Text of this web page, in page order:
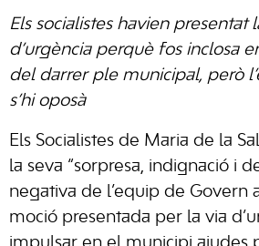
Els socialistes havien presentat
d’urgència perquè fos inclosa
del darrer ple municipal, però
s’hi oposà
Els Socialistes de Maria de la
la seva “sorpresa, indignació i
negativa de l’equip de Govern
moció presentada per la via